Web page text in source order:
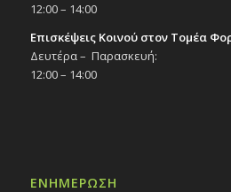
12:00 – 14:00
Επισκέψεις Κοινού στον Τομέα
Δευτέρα – Παρασκευή:
12:00 – 14:00
ΕΝΗΜΕΡΩΣΗ